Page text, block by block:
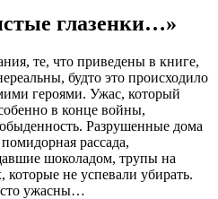
глазенки…»
те, что приведены в книге,
будто это происходило
героями. Ужас, который
в конце войны,
Разрушенные дома
рассада,
шоколадом, трупы на
которые не успевали убирать.
ужасны…